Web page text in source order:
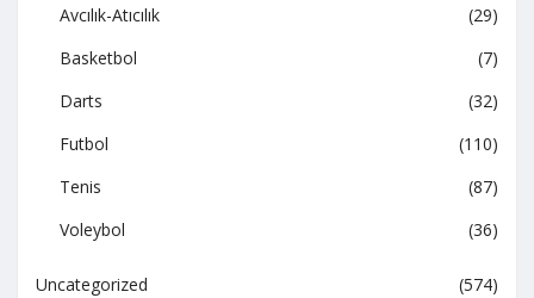
Avcılık-Atıcılık
(29)
Basketbol
(7)
Darts
(32)
Futbol
(110)
Tenis
(87)
Voleybol
(36)
Uncategorized
(574)